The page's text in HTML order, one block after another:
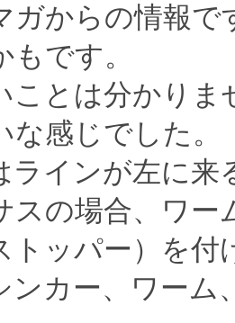
ガからの情報
もです。
ことは分かりま
な感じでした。
ラインが左に来
スの場合、ワー
トッパー）を
ンカー、ワーム